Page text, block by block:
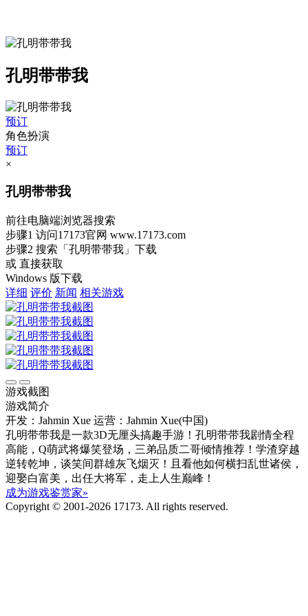
孔明带带我
预订
角色扮演
预订
×
孔明带带我
前往电脑端浏览器搜索
步骤1 访问17173官网 www.17173.com
步骤2 搜索 「孔明带带我」 下载
或 直接获取
Windows 版下载
详细 评价 新闻 相关游戏
游戏截图
游戏简介
开发：Jahmin Xue 运营：Jahmin Xue(中国)
孔明带带我是一款3D无厘头搞趣手游！孔明带带我剧情全程
高能，Q萌武将爆笑登场，三弟品质二哥倾情推荐！学渣穿越
逆转乾坤，谈笑间群雄灰飞烟灭！且看他如何横扫乱世诸侯，
迎娶白富美，出任大将军，走上人生巅峰！
成为游戏鉴赏家»
Copyright © 2001-2026 17173. All rights reserved.